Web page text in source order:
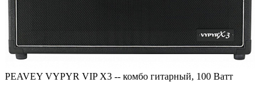
PEAVEY VYPYR VIP X3 -- комбо гитарный, 100 Ватт